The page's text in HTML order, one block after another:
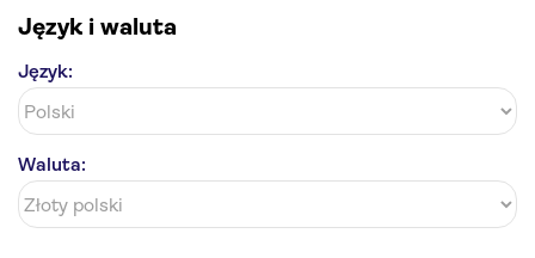
Język i waluta
Język:
Waluta: